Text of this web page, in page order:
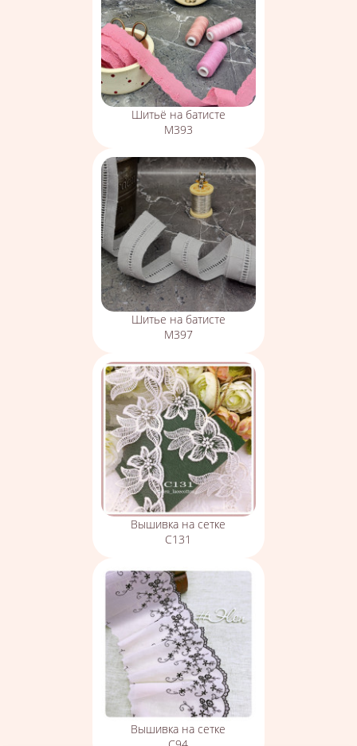
Шитьё на батисте
М393
Шитье на батисте
М397
Вышивка на сетке
С131
Вышивка на сетке